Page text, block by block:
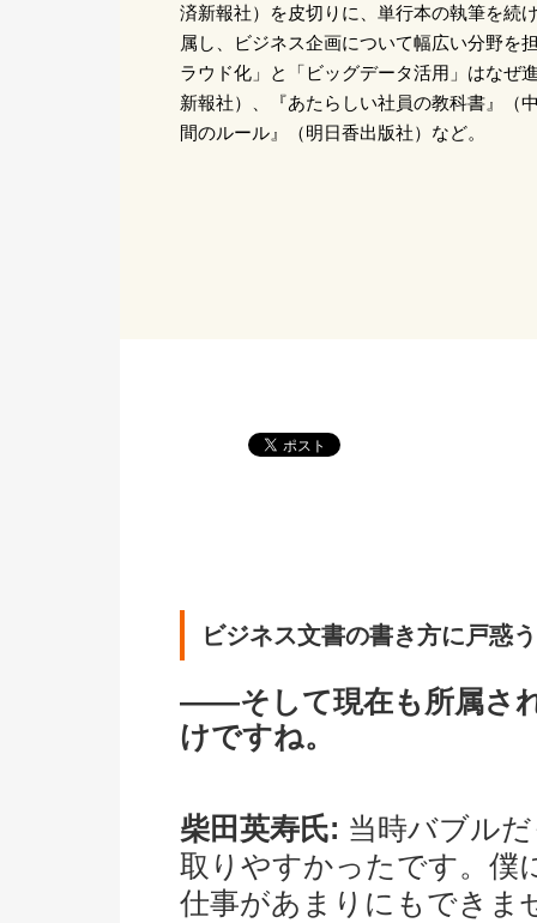
済新報社）を皮切りに、単行本の執筆を続
属し、ビジネス企画について幅広い分野を
ラウド化」と「ビッグデータ活用」はなぜ
新報社）、『あたらしい社員の教科書』（
間のルール』（明日香出版社）など。
ビジネス文書の書き方に戸惑う
――そして現在も所属さ
けですね。
柴田英寿氏: 当時バブル
取りやすかったです。僕
仕事があまりにもできま